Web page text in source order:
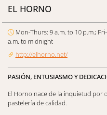
EL HORNO
Mon-Thurs: 9 a.m. to 10 p.m.;
a.m. to midnight
http://elhorno.net/
PASIÓN, ENTUSIASMO Y
El Horno nace de la inquietud por
pastelería de calidad.